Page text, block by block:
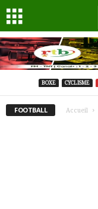
BOXE CYCLISME
FOOTBALL Accueil